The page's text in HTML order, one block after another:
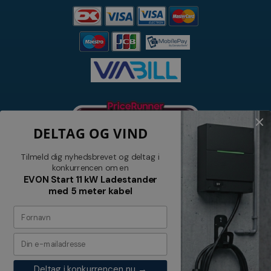
Nyhedsbrev
Tilmeld dig vores nyhedsbrev og
modtag relevante tilbud og nyheder
DELTAG OG VIND
Tilmeld dig nyhedsbrevet og deltag i
konkurrencen om en
EVON Start 11 kW Ladestander
med 5 meter kabel